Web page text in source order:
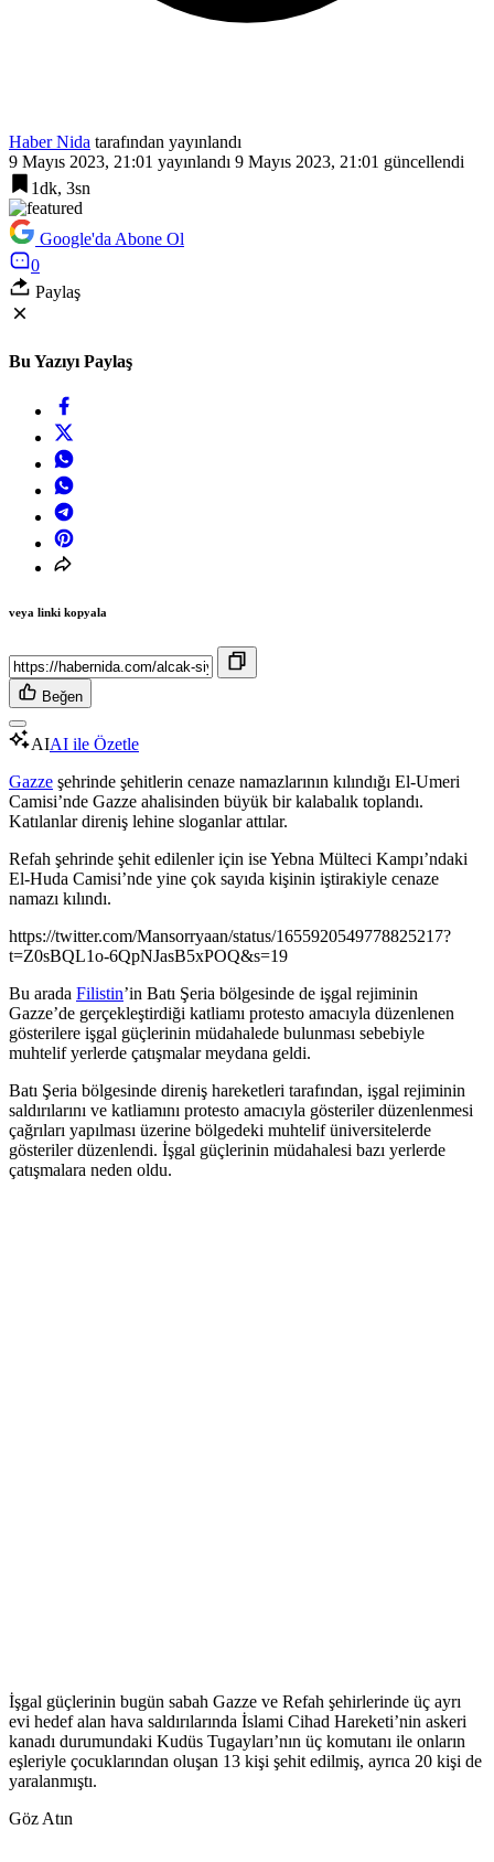
Haber Nida tarafından yayınlandı
9 Mayıs 2023, 21:01 yayınlandı 9 Mayıs 2023, 21:01 güncellendi
1dk, 3sn
Google'da Abone Ol
0
Paylaş
Bu Yazıyı Paylaş
veya linki kopyala
Beğen
AIAI ile Özetle
Gazze şehrinde şehitlerin cenaze namazlarının kılındığı El-Umeri
Camisi’nde Gazze ahalisinden büyük bir kalabalık toplandı.
Katılanlar direniş lehine sloganlar attılar.
Refah şehrinde şehit edilenler için ise Yebna Mülteci Kampı’ndaki
El-Huda Camisi’nde yine çok sayıda kişinin iştirakiyle cenaze
namazı kılındı.
https://twitter.com/Mansorryaan/status/1655920549778825217?
t=Z0sBQL1o-6QpNJasB5xPOQ&s=19
Bu arada Filistin’in Batı Şeria bölgesinde de işgal rejiminin
Gazze’de gerçekleştirdiği katliamı protesto amacıyla düzenlenen
gösterilere işgal güçlerinin müdahalede bulunması sebebiyle
muhtelif yerlerde çatışmalar meydana geldi.
Batı Şeria bölgesinde direniş hareketleri tarafından, işgal rejiminin
saldırılarını ve katliamını protesto amacıyla gösteriler düzenlenmesi
çağrıları yapılması üzerine bölgedeki muhtelif üniversitelerde
gösteriler düzenlendi. İşgal güçlerinin müdahalesi bazı yerlerde
çatışmalara neden oldu.
İşgal güçlerinin bugün sabah Gazze ve Refah şehirlerinde üç ayrı
evi hedef alan hava saldırılarında İslami Cihad Hareketi’nin askeri
kanadı durumundaki Kudüs Tugayları’nın üç komutanı ile onların
eşleriyle çocuklarından oluşan 13 kişi şehit edilmiş, ayrıca 20 kişi de
yaralanmıştı.
Göz Atın